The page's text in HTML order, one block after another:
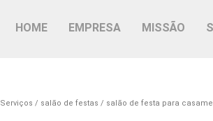
HOME EMPRESA MISSÃO
Serviços salão de festas salão de festa para